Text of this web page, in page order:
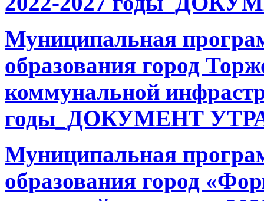
Муниципальная
образования город
коммунальной
годы_ДОКУМЕНТ
Муниципальная
образования город